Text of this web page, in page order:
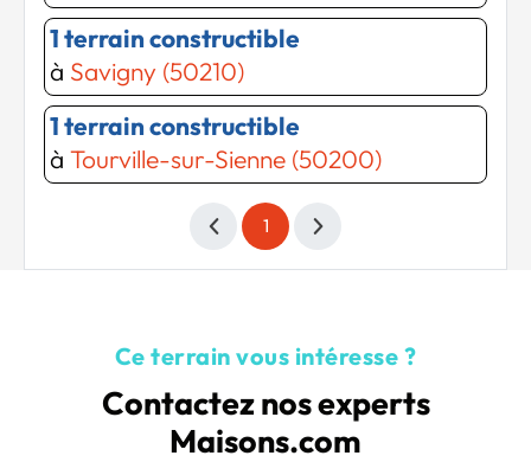
1 terrain constructible
à Savigny (50210)
1 terrain constructible
à Tourville-sur-Sienne (50200)
1
Ce terrain vous intéresse ?
Contactez nos experts
Maisons.com